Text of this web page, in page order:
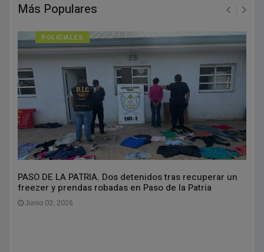
Más Populares
POLICIALES
PASO DE LA PATRIA. Dos detenidos tras recuperar un
freezer y prendas robadas en Paso de la Patria
Junio 03, 2026